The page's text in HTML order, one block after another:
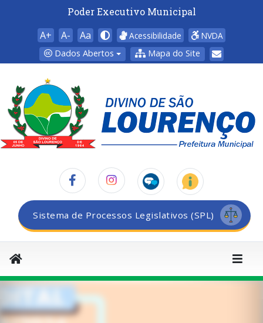
Poder Executivo Municipal
A+ A- Aa Acessibilidade
NVDA
Dados Abertos
Mapa do Site
Sistema de Processos Legislativos (SPL)